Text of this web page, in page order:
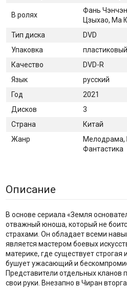
В ролях
Фань Чэнчэн
Цзыхао, Ма
Тип диска
DVD
Упаковка
Качество
DVD-R
Язык
русский
Год
2021
Дисков
3
Страна
Китай
Жанр
Мелодрама,
Фантастика
Описание
В основе сериала «Земля
отважный юноша, который не
страхами. Он обладает всеми
является мастером боевых
материке, где существует строгая
бушует ужасающий и
Представители отдельных кланов
свои руки. Внезапно в Чиран